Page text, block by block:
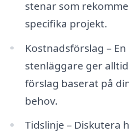
stenar som
specifika projekt.
Kostnadsförslag –
stenläggare ger
förslag baserat på
behov.
Tidslinje – Diskutera